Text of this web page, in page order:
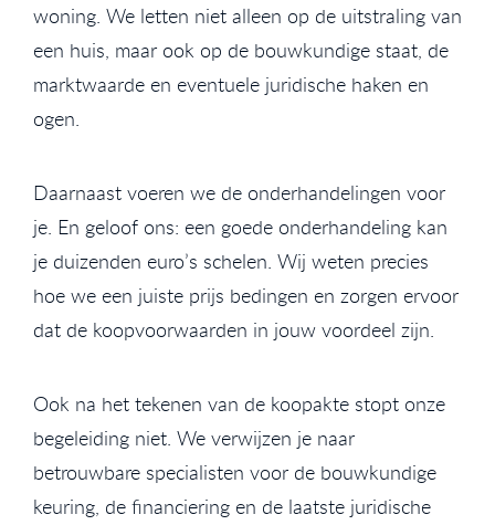
woning. We letten niet alleen op de uitstraling van
een huis, maar ook op de bouwkundige staat, de
marktwaarde en eventuele juridische haken en
ogen.
Daarnaast voeren we de onderhandelingen voor
je. En geloof ons: een goede onderhandeling kan
je duizenden euro’s schelen. Wij weten precies
hoe we een juiste prijs bedingen en zorgen ervoor
dat de koopvoorwaarden in jouw voordeel zijn.
Ook na het tekenen van de koopakte stopt onze
begeleiding niet. We verwijzen je naar
betrouwbare specialisten voor de bouwkundige
keuring, de financiering en de laatste juridische